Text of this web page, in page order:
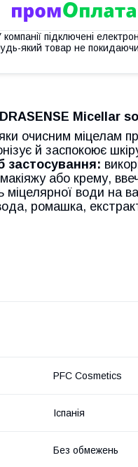
компанії підключені
який товар не
Micellar
очисним міцелам
й заспокоює
застосування:
або крему,
міцелярної води на
ромашка,
PFC Cosmetics
Іспанія
Без обмежень